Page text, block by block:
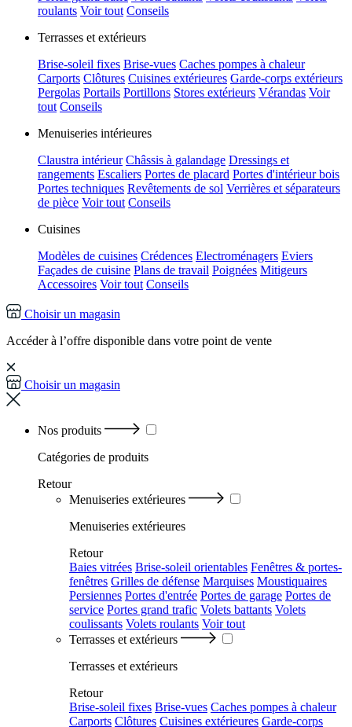
roulants Voir tout Conseils
Terrasses et extérieurs
Brise-soleil fixes Brise-vues Caches pompes à chaleur
Carports Clôtures Cuisines extérieures Garde-corps extérieurs
Pergolas Portails Portillons Stores extérieurs Vérandas Voir
tout Conseils
Menuiseries intérieures
Claustra intérieur Châssis à galandage Dressings et
rangements Escaliers Portes de placard Portes d'intérieur bois
Portes techniques Revêtements de sol Verrières et séparateurs
de pièce Voir tout Conseils
Cuisines
Modèles de cuisines Crédences Electroménagers Eviers
Façades de cuisine Plans de travail Poignées Mitigeurs
Accessoires Voir tout Conseils
Choisir un magasin
Accéder à l’offre disponible dans votre point de vente
Choisir un magasin
Nos produits
Catégories de produits
Retour
Menuiseries extérieures
Menuiseries extérieures
Retour
Baies vitrées Brise-soleil orientables Fenêtres & portes-
fenêtres Grilles de défense Marquises Moustiquaires
Persiennes Portes d'entrée Portes de garage Portes de
service Portes grand trafic Volets battants Volets
coulissants Volets roulants Voir tout
Terrasses et extérieurs
Terrasses et extérieurs
Retour
Brise-soleil fixes Brise-vues Caches pompes à chaleur
Carports Clôtures Cuisines extérieures Garde-corps